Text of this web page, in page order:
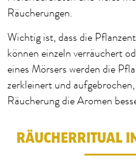
Räucherungen.
Wichtig ist, dass die
können einzeln verräuchert
eines Mörsers werden die
zerkleinert und
Räucherung die Aromen
RÄUCHERRITUAL